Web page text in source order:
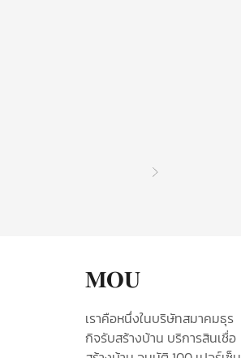
𝐌𝐎𝐔
เราคือหนึ่งในบริษัท​สมาคมธุร​
กิจ​รับ​สร้างบ้าน​ บริการสินเชื่อ